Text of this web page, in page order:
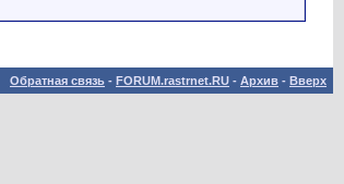
Обратная связь - FORUM.rastrnet.RU - Архив - Вверх